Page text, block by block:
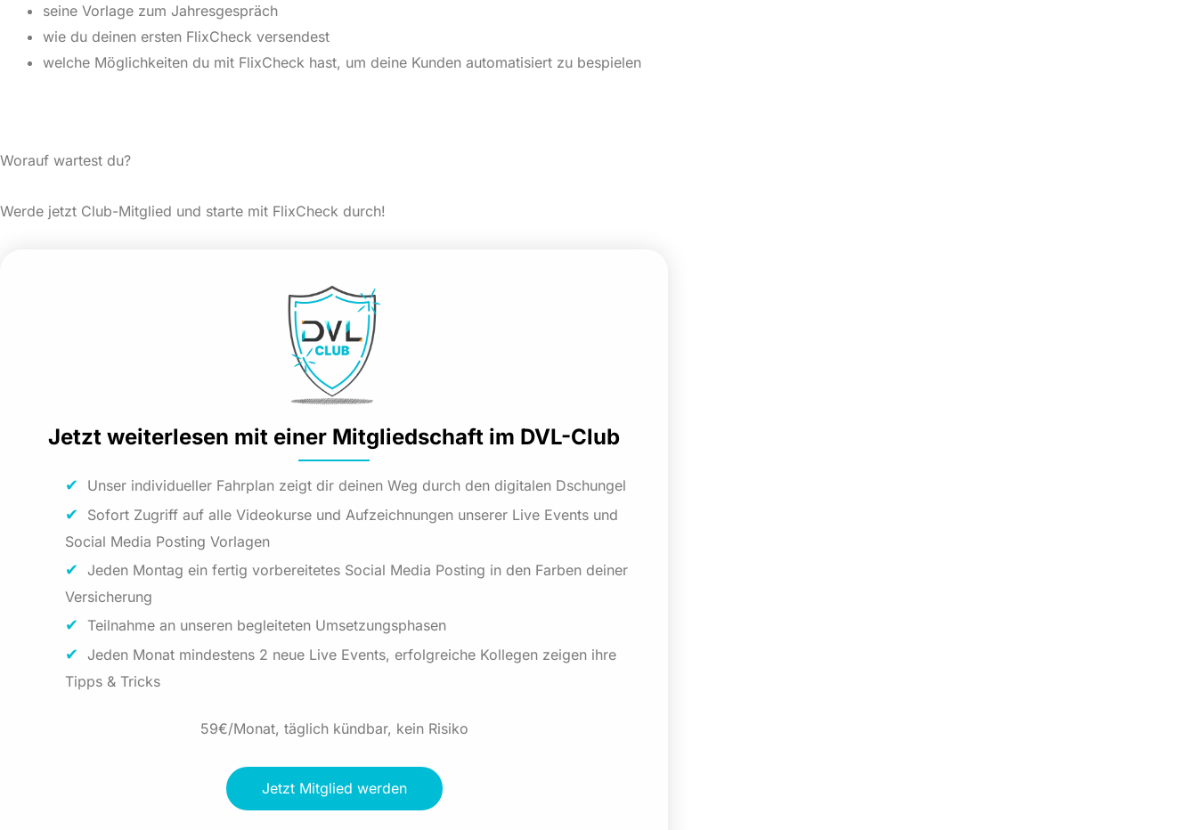
seine Vorlage zum Jahresgespräch
wie du deinen ersten FlixCheck versendest
welche Möglichkeiten du mit FlixCheck hast, um deine Kunden automatisiert zu bespielen
Worauf wartest du?
Werde jetzt Club-Mitglied und starte mit FlixCheck durch!
Jetzt weiterlesen mit einer Mitgliedschaft im DVL-Club
Unser individueller Fahrplan zeigt dir deinen Weg durch den digitalen Dschungel
Sofort Zugriff auf alle Videokurse und Aufzeichnungen unserer Live Events und
Social Media Posting Vorlagen
Jeden Montag ein fertig vorbereitetes Social Media Posting in den Farben deiner
Versicherung
Teilnahme an unseren begleiteten Umsetzungsphasen
Jeden Monat mindestens 2 neue Live Events, erfolgreiche Kollegen zeigen ihre
Tipps & Tricks
59€/Monat, täglich kündbar, kein Risiko
Jetzt Mitglied werden